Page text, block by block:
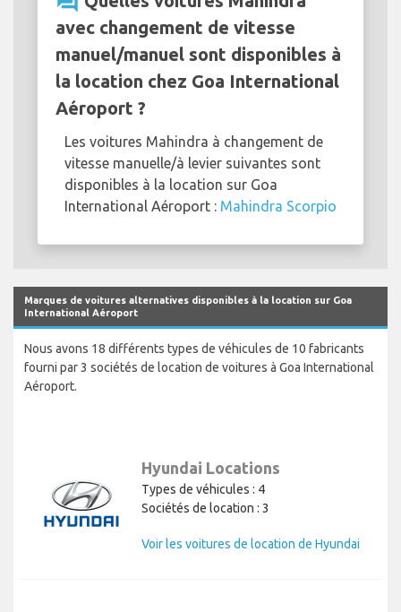
avec changement de vitesse
manuel/manuel sont disponibles à
la location chez Goa International
Aéroport ?
Les voitures Mahindra à changement de
vitesse manuelle/à levier suivantes sont
disponibles à la location sur Goa
International Aéroport : Mahindra Scorpio
Marques de voitures alternatives disponibles à la location sur Goa
International Aéroport
Nous avons 18 différents types de véhicules de 10 fabricants
fourni par 3 sociétés de location de voitures à Goa International
Aéroport.
Hyundai Locations
Types de véhicules : 4
Sociétés de location : 3
Voir les voitures de location de Hyundai